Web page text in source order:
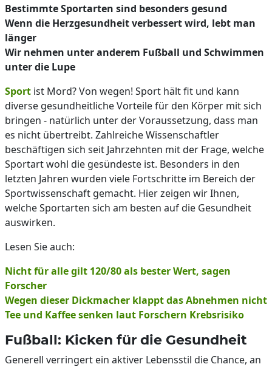
Bestimmte Sportarten sind besonders gesund
Wenn die Herzgesundheit verbessert wird, lebt man
länger
Wir nehmen unter anderem Fußball und Schwimmen
unter die Lupe
Sport ist Mord? Von wegen! Sport hält fit und kann
diverse gesundheitliche Vorteile für den Körper mit sich
bringen - natürlich unter der Voraussetzung, dass man
es nicht übertreibt. Zahlreiche Wissenschaftler
beschäftigen sich seit Jahrzehnten mit der Frage, welche
Sportart wohl die gesündeste ist. Besonders in den
letzten Jahren wurden viele Fortschritte im Bereich der
Sportwissenschaft gemacht. Hier zeigen wir Ihnen,
welche Sportarten sich am besten auf die Gesundheit
auswirken.
Lesen Sie auch:
Nicht für alle gilt 120/80 als bester Wert, sagen
Forscher
Wegen dieser Dickmacher klappt das Abnehmen nicht
Tee und Kaffee senken laut Forschern Krebsrisiko
Fußball: Kicken für die Gesundheit
Generell verringert ein aktiver Lebensstil die Chance, an